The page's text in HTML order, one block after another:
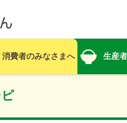
消費者のみなさまへ 生産